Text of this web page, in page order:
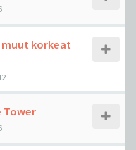
korkeat
Tower